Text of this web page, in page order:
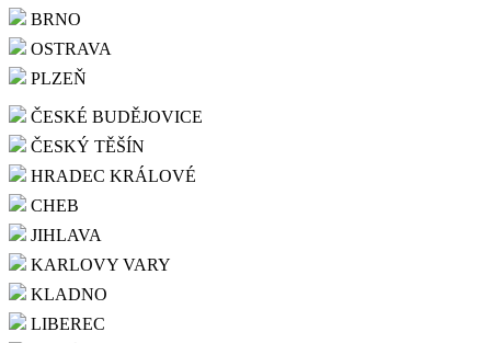
BRNO
OSTRAVA
PLZEŇ
ČESKÉ BUDĚJOVICE
ČESKÝ TĚŠÍN
HRADEC KRÁLOVÉ
CHEB
JIHLAVA
KARLOVY VARY
KLADNO
LIBEREC